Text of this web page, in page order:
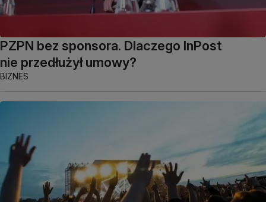
PZPN bez sponsora. Dlaczego InPost
nie przedłużył umowy?
BIZNES